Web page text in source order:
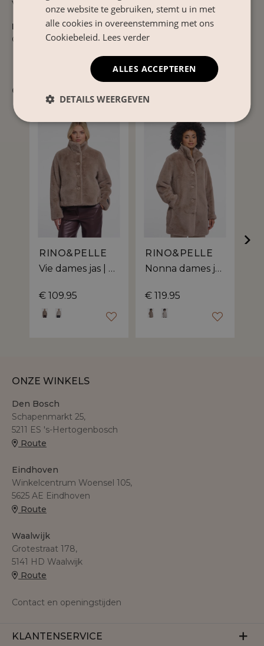
Volg altijd het waslabel in het kledingstuk.
Product Nr.
Cornelia.7002611
Gerelateerde producten
RINO&PELLE
Vie dames jas | korte faux fur
€ 109.95
RINO&PELLE
Nonna dames jas | lange faux fur
€ 119.95
ONZE WINKELS
Den Bosch
Schapenmarkt 25,
5211 ES 's-Hertogenbosch
Route
Eindhoven
Winkelcentrum Woensel 105,
5625 AE Eindhoven
Route
Waalwijk
Grotestraat 178,
5141 HD Waalwijk
Route
Contact en openingstijden
KLANTENSERVICE
onze website te gebruiken, stemt u in met
alle cookies in overeenstemming met ons
Cookiebeleid. Lees verder
ALLES ACCEPTEREN
DETAILS WEERGEVEN